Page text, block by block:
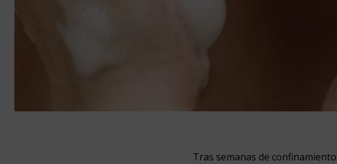
Tras semanas de